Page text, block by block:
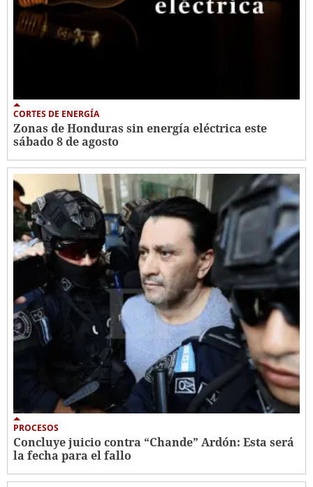
CORTES DE ENERGÍA
Zonas de Honduras sin energía eléctrica este
sábado 8 de agosto
PROCESOS
Concluye juicio contra “Chande” Ardón: Esta será
la fecha para el fallo